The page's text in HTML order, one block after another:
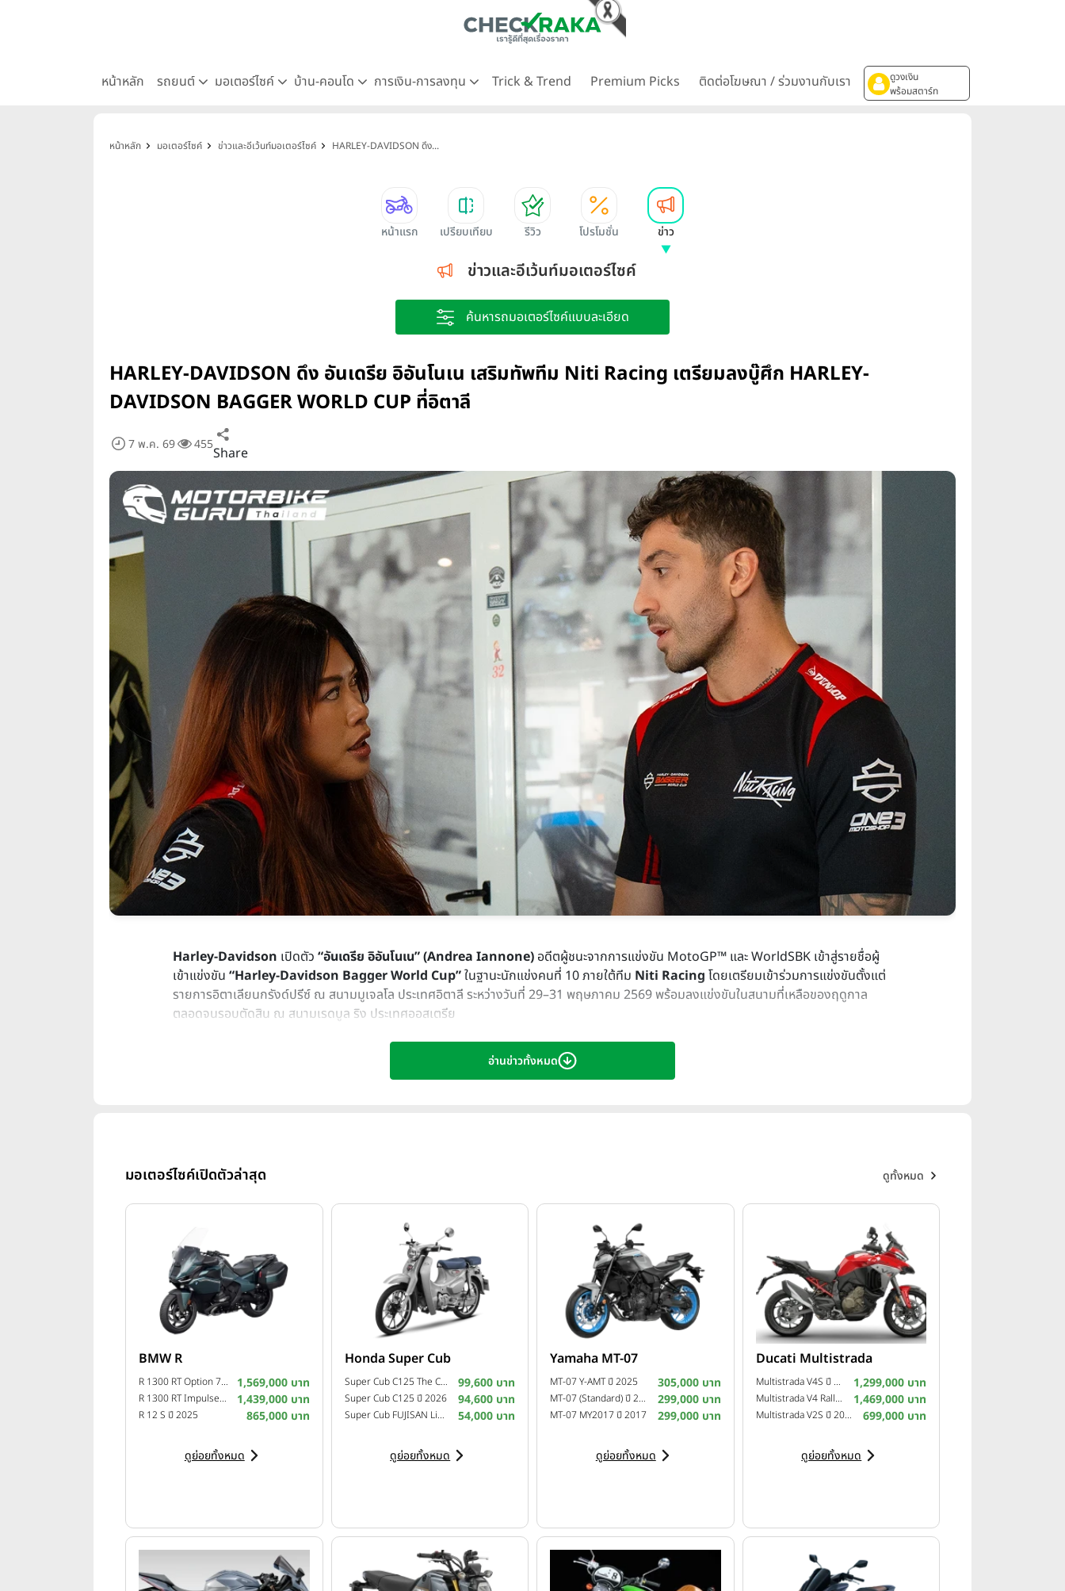
หน้าหลัก รถยนต์ มอเตอร์ไซค์ บ้าน-คอนโด การเงิน-การลงทุน Trick & Trend Premium Picks ติดต่อโฆษณา / ร่วมงานกับเรา
ดูวงเงิน
พร้อมสตาร์ท
หน้าหลัก มอเตอร์ไซค์ ข่าวและอีเว้นท์มอเตอร์ไซค์ HARLEY-DAVIDSON ดึง...
หน้าแรก เปรียบเทียบ รีวิว โปรโมชั่น ข่าว
ข่าวและอีเว้นท์มอเตอร์ไซค์
ค้นหารถมอเตอร์ไซค์แบบละเอียด
HARLEY-DAVIDSON ดึง อันเดรีย อิอันโนเน เสริมทัพทีม Niti Racing เตรียมลงบู๊ศึก HARLEY-
DAVIDSON BAGGER WORLD CUP ที่อิตาลี
7 พ.ค. 69 455Share
Harley-Davidson เปิดตัว “อันเดรีย อิอันโนเน” (Andrea Iannone) อดีตผู้ชนะจากการแข่งขัน MotoGP™ และ WorldSBK เข้าสู่รายชื่อผู้
เข้าแข่งขัน “Harley-Davidson Bagger World Cup”ในฐานะนักแข่งคนที่ 10 ภายใต้ทีม Niti Racing โดยเตรียมเข้าร่วมการแข่งขันตั้งแต่
รายการอิตาเลียนกรังด์ปรีซ์ ณ สนามมูเจลโล ประเทศอิตาลี ระหว่างวันที่ 29–31 พฤษภาคม 2569 พร้อมลงแข่งขันในสนามที่เหลือของฤดูกาล
ตลอดจนรอบตัดสิน ณ สนามเรดบูล ริง ประเทศออสเตรีย
อ่านข่าวทั้งหมด
มอเตอร์ไซค์เปิดตัวล่าสุด ดูทั้งหมด
BMW R
R 1300 RT Option 719 Camargue ปี 2025 1,569,000 บาท
R 1300 RT Impulse ปี 2025 1,439,000 บาท
R 12 S ปี 2025 865,000 บาท
ดูย่อยทั้งหมด
Honda Super Cub
Super Cub C125 The Crafted Calm Custom Edition ปี 2026 99,600 บาท
Super Cub C125 ปี 2026 94,600 บาท
Super Cub FUJISAN Limited Edition ปี 2025 54,000 บาท
ดูย่อยทั้งหมด
Yamaha MT-07
MT-07 Y-AMT ปี 2025 305,000 บาท
MT-07 (Standard) ปี 2025 299,000 บาท
MT-07 MY2017 ปี 2017 299,000 บาท
ดูย่อยทั้งหมด
Ducati Multistrada
Multistrada V4S ปี 2025 1,299,000 บาท
Multistrada V4 Rally ปี 2024 1,469,000 บาท
Multistrada V2S ปี 2023 699,000 บาท
ดูย่อยทั้งหมด